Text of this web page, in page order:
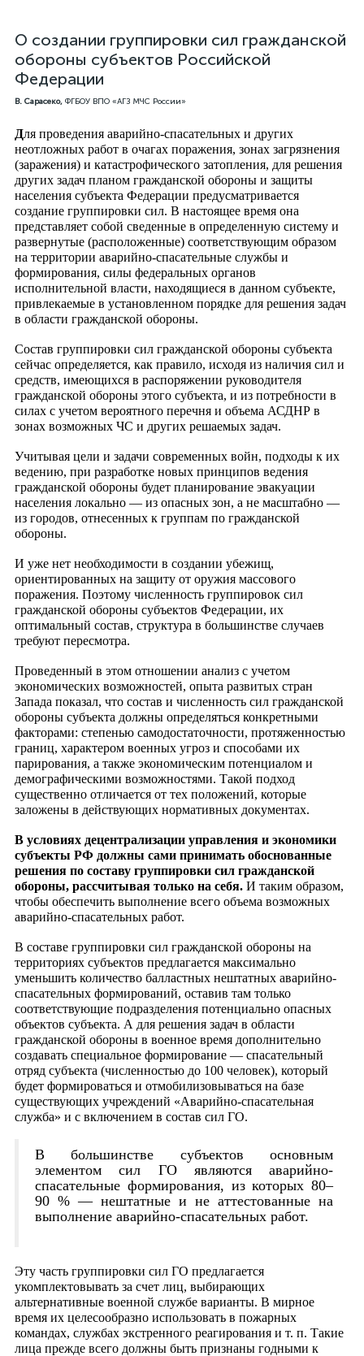
О создании группировки сил гражданской
обороны субъектов Российской
Федерации
В. Сарасеко, ФГБОУ ВПО «АГЗ МЧС России»
Для проведения аварийно-спасательных и других
неотложных работ в очагах поражения, зонах загрязнения
(заражения) и катастрофического затопления, для решения
других задач планом гражданской обороны и защиты
населения субъекта Федерации предусматривается
создание группировки сил. В настоящее время она
представляет собой сведенные в определенную систему и
развернутые (расположенные) соответствующим образом
на территории аварийно-спасательные службы и
формирования, силы федеральных органов
исполнительной власти, находящиеся в данном субъекте,
привлекаемые в установленном порядке для решения задач
в области гражданской обороны.
Состав группировки сил гражданской обороны субъекта
сейчас определяется, как правило, исходя из наличия сил и
средств, имеющихся в распоряжении руководителя
гражданской обороны этого субъекта, и из потребности в
силах с учетом вероятного перечня и объема АСДНР в
зонах возможных ЧС и других решаемых задач.
Учитывая цели и задачи современных войн, подходы к их
ведению, при разработке новых принципов ведения
гражданской обороны будет планирование эвакуации
населения локально — из опасных зон, а не масштабно —
из городов, отнесенных к группам по гражданской
обороны.
И уже нет необходимости в создании убежищ,
ориентированных на защиту от оружия массового
поражения. Поэтому численность группировок сил
гражданской обороны субъектов Федерации, их
оптимальный состав, структура в большинстве случаев
требуют пересмотра.
Проведенный в этом отношении анализ с учетом
экономических возможностей, опыта развитых стран
Запада показал, что состав и численность сил гражданской
обороны субъекта должны определяться конкретными
факторами: степенью самодостаточности, протяженностью
границ, характером военных угроз и способами их
парирования, а также экономическим потенциалом и
демографическими возможностями. Такой подход
существенно отличается от тех положений, которые
заложены в действующих нормативных документах.
В условиях децентрализации управления и экономики
субъекты РФ должны сами принимать обоснованные
решения по составу группировки сил гражданской
обороны, рассчитывая только на себя. И таким образом,
чтобы обеспечить выполнение всего объема возможных
аварийно-спасательных работ.
В составе группировки сил гражданской обороны на
территориях субъектов предлагается максимально
уменьшить количество балластных нештатных аварийно-
спасательных формирований, оставив там только
соответствующие подразделения потенциально опасных
объектов субъекта. А для решения задач в области
гражданской обороны в военное время дополнительно
создавать специальное формирование — спасательный
отряд субъекта (численностью до 100 человек), который
будет формироваться и отмобилизовываться на базе
существующих учреждений «Аварийно-спасательная
служба» и с включением в состав сил ГО.
В большинстве субъектов основным
элементом сил ГО являются аварийно-
спасательные формирования, из которых 80–
90 % — нештатные и не аттестованные на
выполнение аварийно-спасательных работ.
Эту часть группировки сил ГО предлагается
укомплектовывать за счет лиц, выбирающих
альтернативные военной службе варианты. В мирное
время их целесообразно использовать в пожарных
командах, службах экстренного реагирования и т. п. Такие
лица прежде всего должны быть признаны годными к